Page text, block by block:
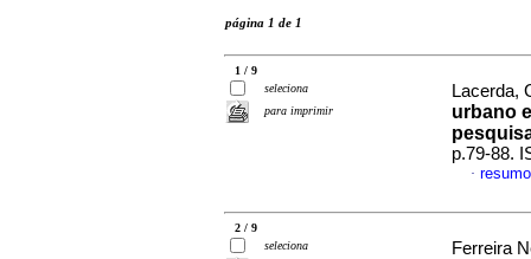
página 1 de 1
1 / 9
seleciona
para imprimir
Lacerda,
urbano
p.79-88.
·
2 / 9
seleciona
Ferreira